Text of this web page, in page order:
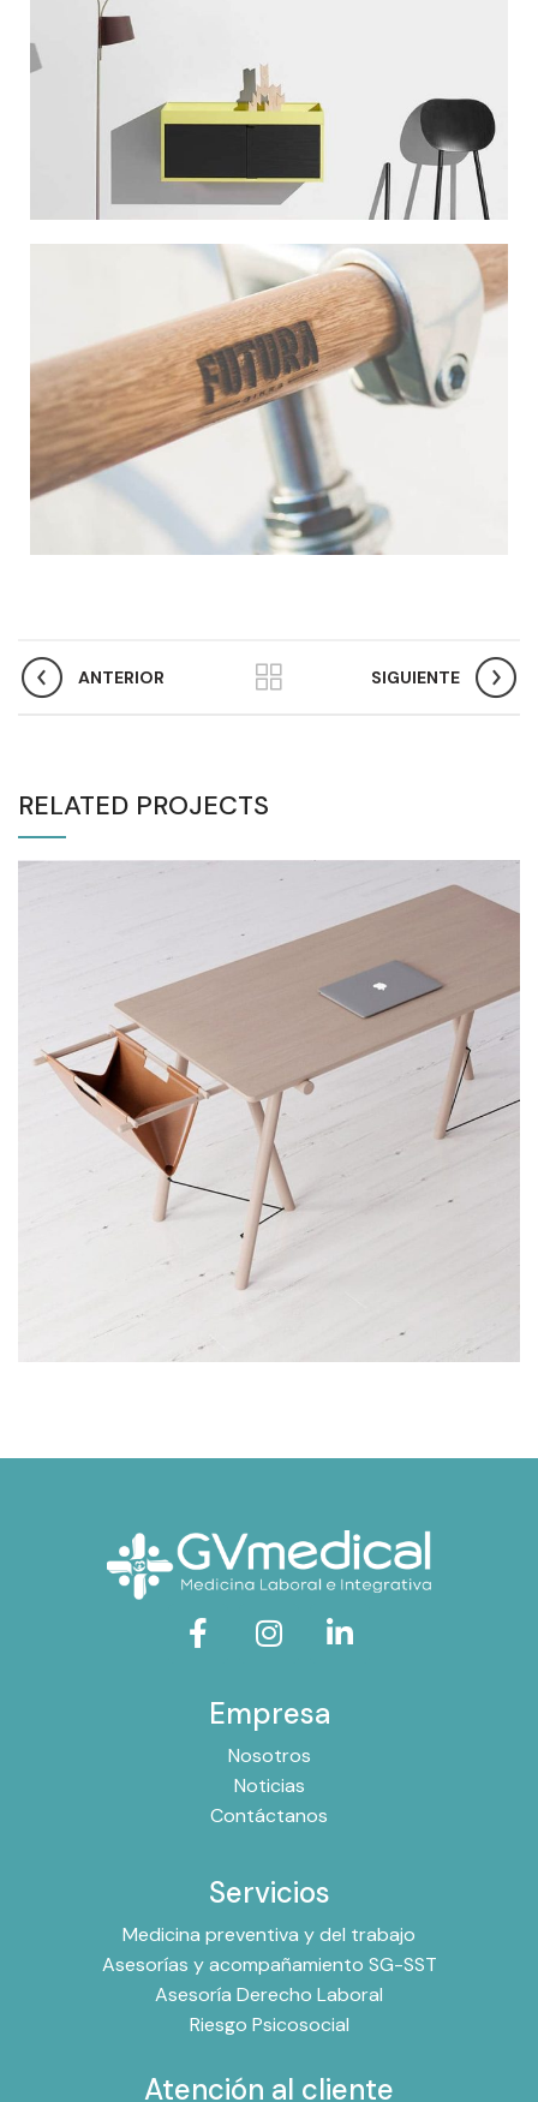
ANTERIOR SIGUIENTE
RELATED PROJECTS
Empresa
Nosotros
Noticias
Contáctanos
Servicios
Medicina preventiva y del trabajo
Asesorías y acompañamiento SG-SST
Asesoría Derecho Laboral
Riesgo Psicosocial
Atención al cliente